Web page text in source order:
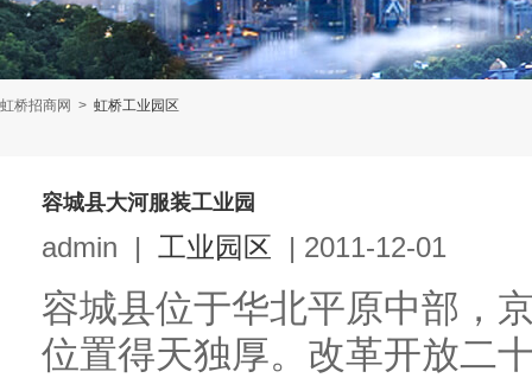
虹桥招商网 > 虹桥工业园区
容城县大河服装工业园
admin | 工业园区 | 2011-12-01
容城县位于华北平原中部，
位置得天独厚。改革开放二